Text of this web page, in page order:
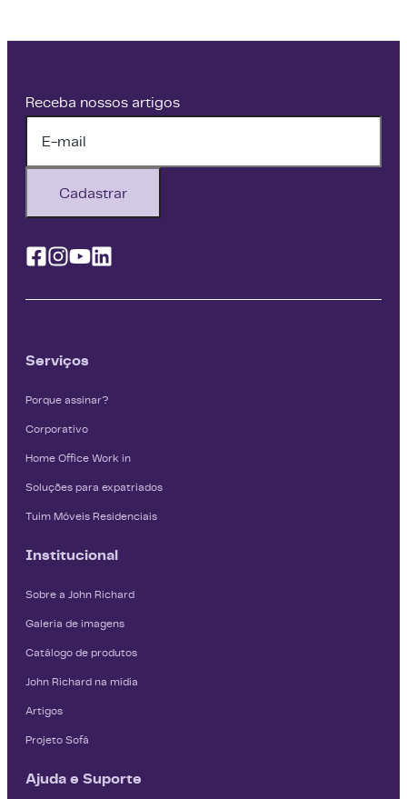
Receba nossos artigos
Cadastrar
Facebook
Instagram
YoutubeLinkedin
Serviços
Porque assinar?
Corporativo
Home Office Work in
Soluções para expatriados
Tuim Móveis Residenciais
Institucional
Sobre a John Richard
Galeria de imagens
Catálogo de produtos
John Richard na mídia
Artigos
Projeto Sofá
Ajuda e Suporte